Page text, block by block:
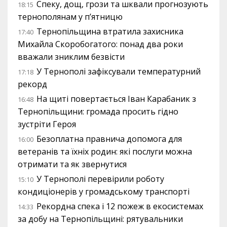
18:15 Спеку, дощ, грози та шквали прогнозують
тернополянам у п’ятницю
17:40 Тернопільщина втратила захисника
Михайла Скоробогатого: понад два роки
вважали зниклим безвісти
17:18 У Тернополі зафіксували температурний
рекорд
16:48 На щиті повертається Іван Карабаник з
Тернопільщини: громада просить гідно
зустріти Героя
16:00 Безоплатна правнича допомога для
ветеранів та їхніх родин: які послуги можна
отримати та як звернутися
15:10 У Тернополі перевірили роботу
кондиціонерів у громадському транспорті
14:33 Рекордна спека і 12 пожеж в екосистемах
за добу на Тернопільщині: рятувальники